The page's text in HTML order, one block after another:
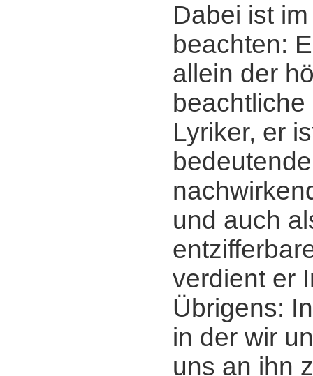
Dabei ist
beachten:
allein der
Lyriker, er
und auch
verdient er
Übrigens:
in der wir
uns an ihn